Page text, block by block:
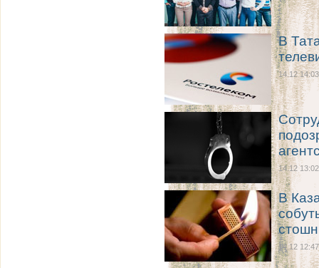
В
14.12 14:03
14.12 13:02
В
14.12 12:47